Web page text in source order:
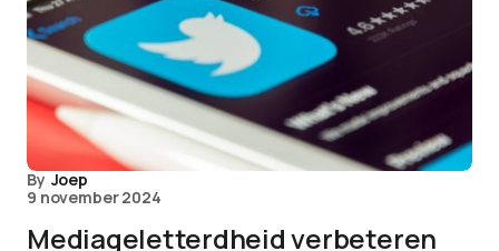
By Joep
9 november 2024
Mediageletterdheid verbeteren